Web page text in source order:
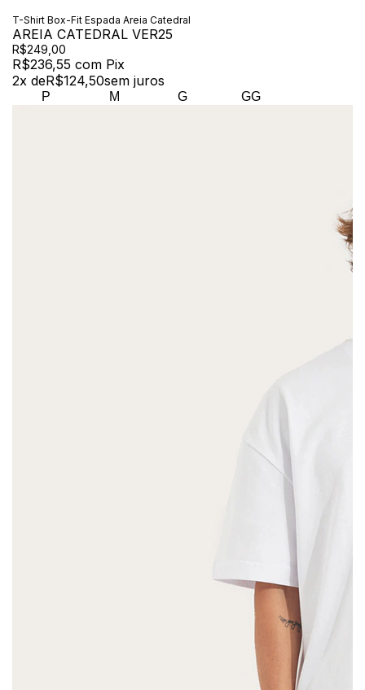
T-Shirt Box-Fit Espada Areia Catedral
AREIA CATEDRAL VER25
R$249,00
R$236,55 com Pix
2x deR$124,50sem juros
P M G GG